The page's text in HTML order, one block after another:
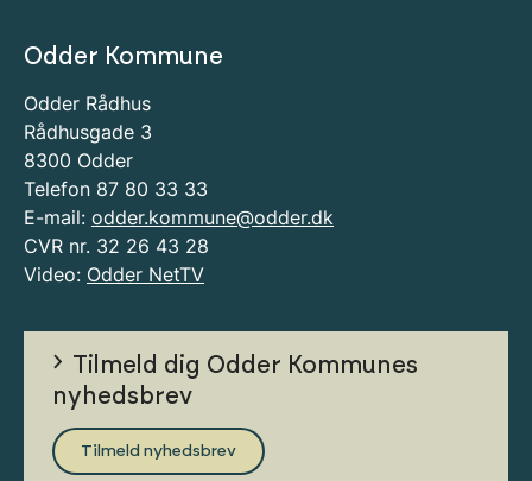
Odder Kommune
Odder Rådhus
Rådhusgade 3
8300 Odder
Telefon 87 80 33 33
E-mail: odder.kommune@odder.dk
CVR nr. 32 26 43 28
Video: Odder NetTV
Tilmeld dig Odder Kommunes
nyhedsbrev
Tilmeld nyhedsbrev